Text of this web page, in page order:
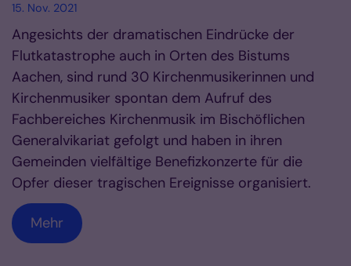
15. Nov. 2021
Angesichts der dramatischen Eindrücke der
Flutkatastrophe auch in Orten des Bistums
Aachen, sind rund 30 Kirchenmusikerinnen und
Kirchenmusiker spontan dem Aufruf des
Fachbereiches Kirchenmusik im Bischöflichen
Generalvikariat gefolgt und haben in ihren
Gemeinden vielfältige Benefizkonzerte für die
Opfer dieser tragischen Ereignisse organisiert.
Mehr